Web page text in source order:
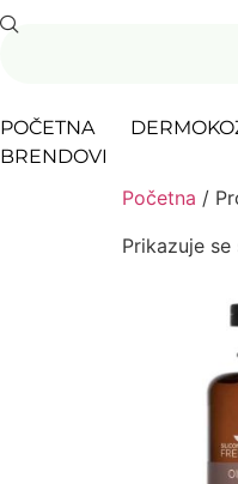
POČETNA
BRENDOVI
Početna /
Prikazuje